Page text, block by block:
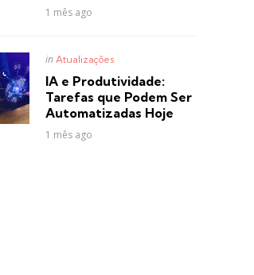
1 mês ago
Posted
in Atualizações
IA e Produtividade:
Tarefas que Podem Ser
Automatizadas Hoje
1 mês ago